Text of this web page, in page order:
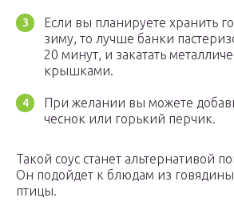
Если вы планируете хранить
зиму, то лучше банки
20 минут, и закатать
крышками.
При желании вы можете
чеснок или горький перчик.
Такой соус станет альтернативой
Он подойдет к блюдам из
птицы.